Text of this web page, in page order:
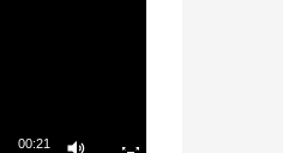
00:21